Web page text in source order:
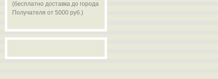
(бесплатно доставка до города
Получателя от 5000 руб.)